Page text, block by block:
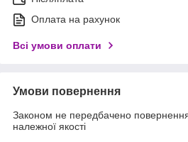
Оплата на рахунок
Всі умови оплати
Умови повернення
Законом не передбачено
належної якості